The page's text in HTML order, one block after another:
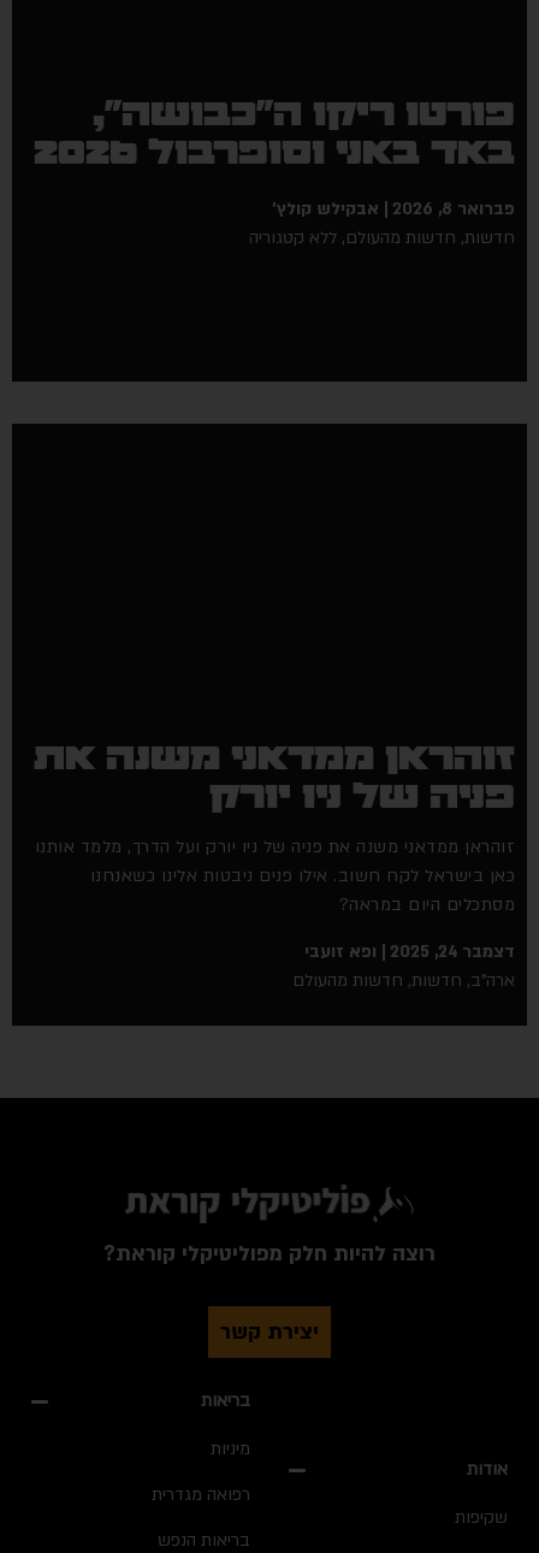
ריקו ה״כבושה״,
באני וסופרבול 2026
8, 2026
אבקילש קולץ'
,חדשות מהעולם,ללא קטגוריה
ממדאני משנה את
של ניו יורק
ממדאני משנה את פניה של ניו יורק ועל הדרך, מלמד אותנו
בישראל לקח חשוב. אילו פנים ניבטות אלינו כשאנחנו
היום במראה?
24, 2025
ופא זועבי
,חדשות,חדשות מהעולם
רוצה להיות חלק מפוליטיקלי קוראת?
יצירת קשר
בריאות
מיניות
רפואה מגדרית
בריאות הנפש